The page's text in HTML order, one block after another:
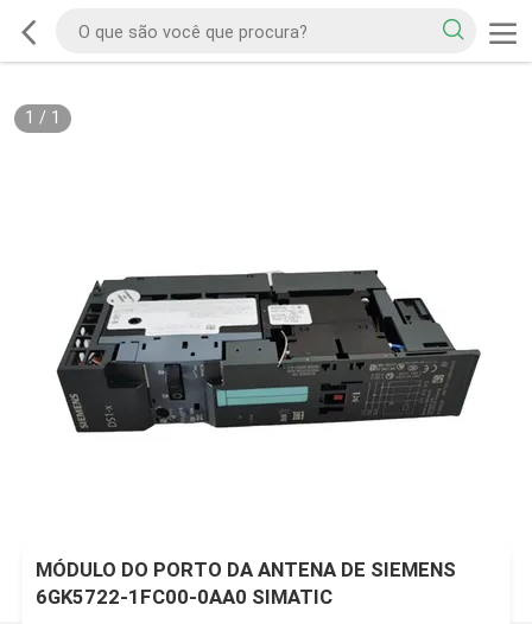
1 / 1
MÓDULO DO PORTO DA ANTENA DE SIEMENS
6GK5722-1FC00-0AA0 SIMATIC